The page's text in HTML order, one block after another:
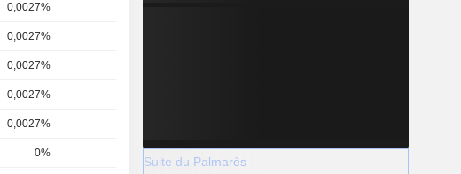
0,0027%
0,0027%
0,0027%
0,0027%
0,0027%
0%
Suite du Palmarès